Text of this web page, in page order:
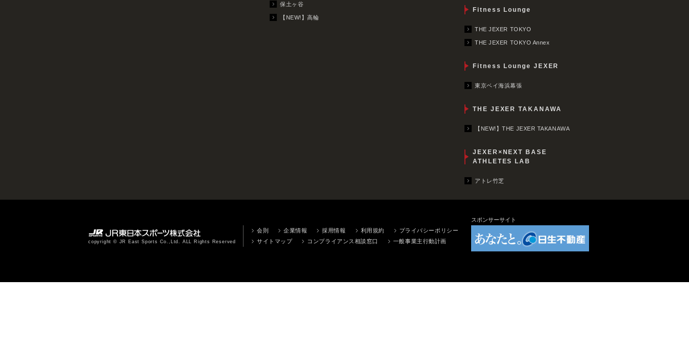
保土ヶ谷
【NEW!】高輪
Fitness Lounge
THE JEXER TOKYO
THE JEXER TOKYO Annex
Fitness Lounge JEXER
東京ベイ海浜幕張
THE JEXER TAKANAWA
【NEW!】THE JEXER TAKANAWA
JEXER×NEXT BASE
ATHLETES LAB
アトレ竹芝
copyright © JR East Sports Co.,Ltd. ALL Rights Reserved
会則 企業情報 採用情報 利用規約
プライバシーポリシー
サイトマップ
コンプライアンス相談窓口 一般事業主行動計画
スポンサーサイト